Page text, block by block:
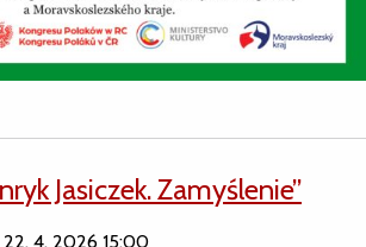
Jasiczek. Zamyślenie”
22. 4. 2026 15:00